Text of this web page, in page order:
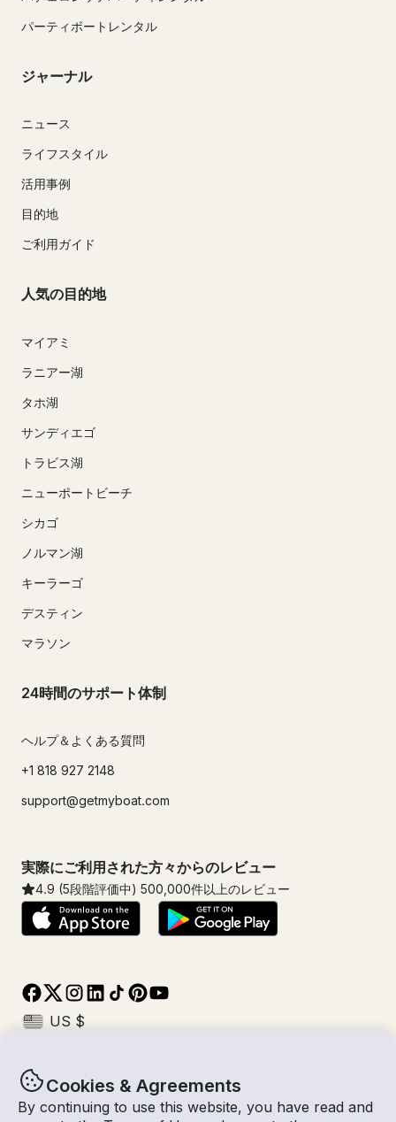
Cookies & Agreements
By continuing to use this website, you have read and
パーティボートレンタル
ジャーナル
ニュース
ライフスタイル
活用事例
目的地
ご利用ガイド
人気の目的地
マイアミ
ラニアー湖
タホ湖
サンディエゴ
トラビス湖
ニューポートビーチ
シカゴ
ノルマン湖
キーラーゴ
デスティン
マラソン
24時間のサポート体制
ヘルプ＆よくある質問
+1 818 927 2148
support@getmyboat.com
実際にご利用された方々からのレビュー
4.9 (5段階評価中) 500,000件以上のレビュー
© Getmyboat 2026利用規約プライバシー規約